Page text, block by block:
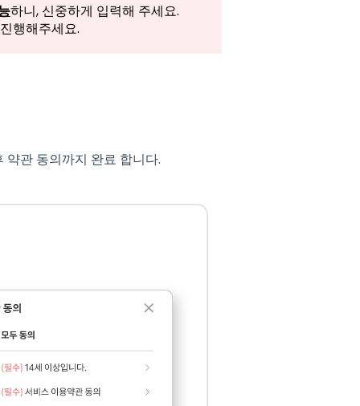
하니, 신중하게 입력해 주세요.
행해주세요.
관 동의까지 완료 합니다.